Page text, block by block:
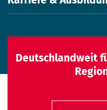
Deutschlandweit